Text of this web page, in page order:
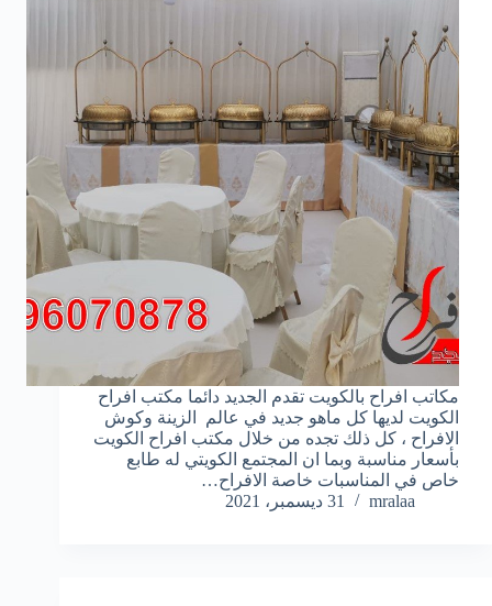
مكاتب افراح بالكويت تقدم الجديد دائما مكتب افراح
الكويت لديها كل ماهو جديد في عالم الزينة وكوش
الافراح ، كل ذلك تجده من خلال مكتب افراح الكويت
بأسعار مناسبة وبما ان المجتمع الكويتي له طابع
خاص في المناسبات خاصة الافراح…
mralaa
31 ديسمبر، 2021